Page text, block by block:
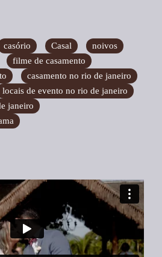
casório Casal
noivos
filme de casamento
casamento no rio de janeiro
locais de evento no rio de janeiro
janeiro